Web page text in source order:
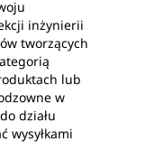
inżynierii
tworzących
lub
w
działu
wysyłkami